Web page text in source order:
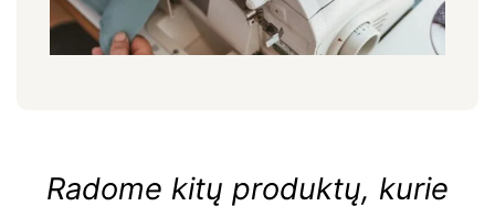
Radome kitų produktų, kurie